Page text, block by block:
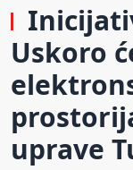
Uskoro
uprave